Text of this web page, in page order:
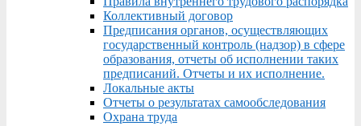
Коллективный договор
Предписания органов, осуществляющих
государственный контроль (надзор) в сфере
образования, отчеты об исполнении таких
предписаний. Отчеты и их исполнение.
Локальные акты
Отчеты о результатах самообследования
Охрана труда